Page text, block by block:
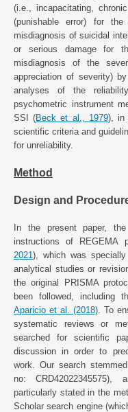
(i.e., incapacitating,
(punishable error) for
misdiagnosis of suicidal
or serious damage for
misdiagnosis of the
appreciation of severity)
analyses of the
psychometric instrument
SSI (Beck et al., 1979), in
scientific criteria and
for unreliability.
Method
Design and
In the present paper,
instructions of REGEMA
2021), which was
analytical studies or
the original PRISMA
been followed, including
Aparicio et al. (2018). To
systematic reviews or
searched for scientific
discussion in order to
work. Our search
no:
particularly stated in the
Scholar search engine